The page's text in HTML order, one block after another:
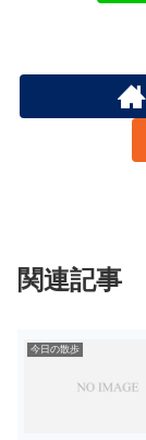
関連記事
今日の散歩